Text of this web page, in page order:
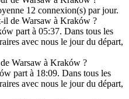
12 connexion(s) par jour.
il de Warsaw à Kraków ?
part à 05:37. Dans tous les
avec nous le jour du départ,
Warsaw à Kraków ?
part à 18:09. Dans tous les
avec nous le jour du départ,